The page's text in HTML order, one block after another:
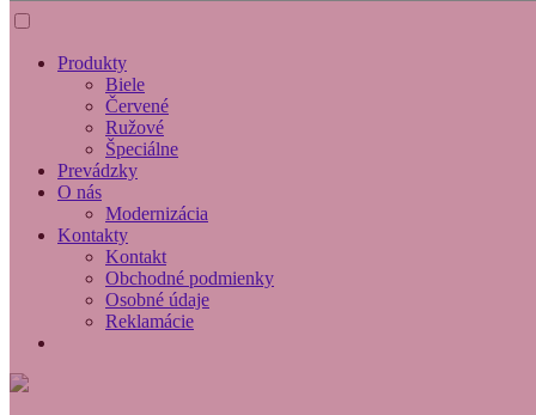
Produkty
Biele
Červené
Ružové
Špeciálne
Prevádzky
O nás
Modernizácia
Kontakty
Kontakt
Obchodné podmienky
Osobné údaje
Reklamácie